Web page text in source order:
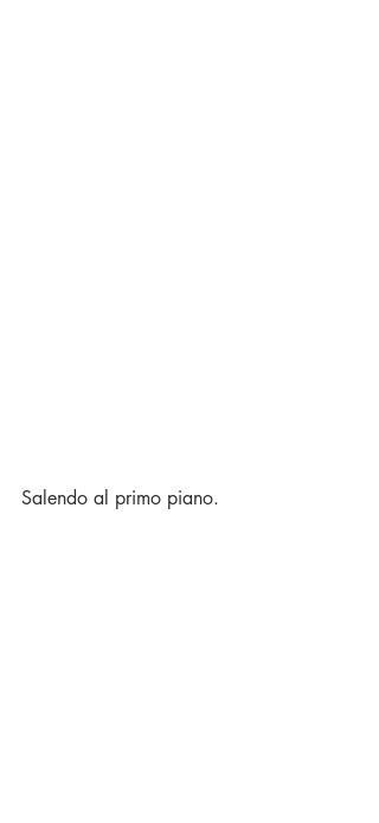
Salendo al primo piano.